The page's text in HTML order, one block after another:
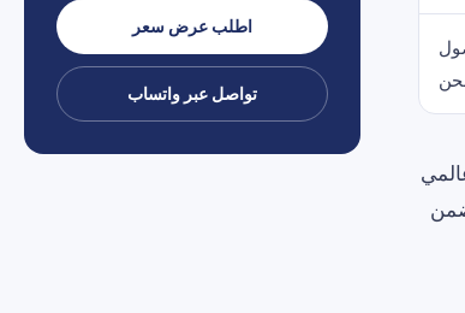
اطلب عرض سعر
تواصل عبر واتساب